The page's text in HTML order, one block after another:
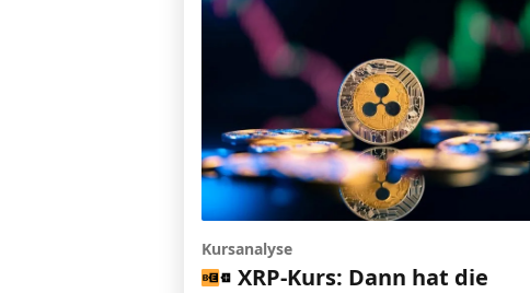
Kursanalyse
XRP-Kurs: Dann hat die